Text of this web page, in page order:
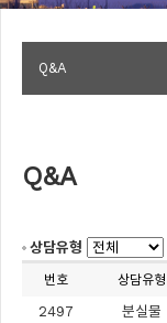
Q&A
Q&A
상담유형
번호 상담유형
2497 분실물